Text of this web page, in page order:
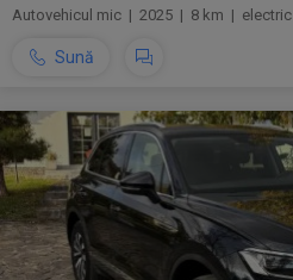
Autovehicul mic | 2025 | 8 km | electric
Sună